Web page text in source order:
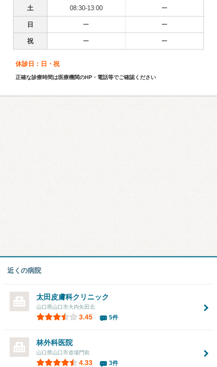
土 08:30-13:00 ー
日 ー ー
祝 ー ー
休診日：日・祝
正確な診療時間は医療機関のHP・電話等でご確認ください
近くの病院
太田皮膚科クリニック
山口県山口市大内矢田北
3.45 5件
林外科医院
山口県山口市道場門前
4.33 3件